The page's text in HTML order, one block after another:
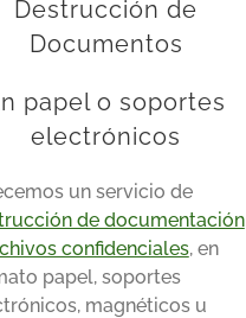
Destrucción de
Documentos
papel o soportes
electrónicos
un servicio de
de documentación
confidenciales, en
papel, soportes
magnéticos u